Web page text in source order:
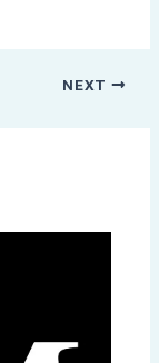
NEXT